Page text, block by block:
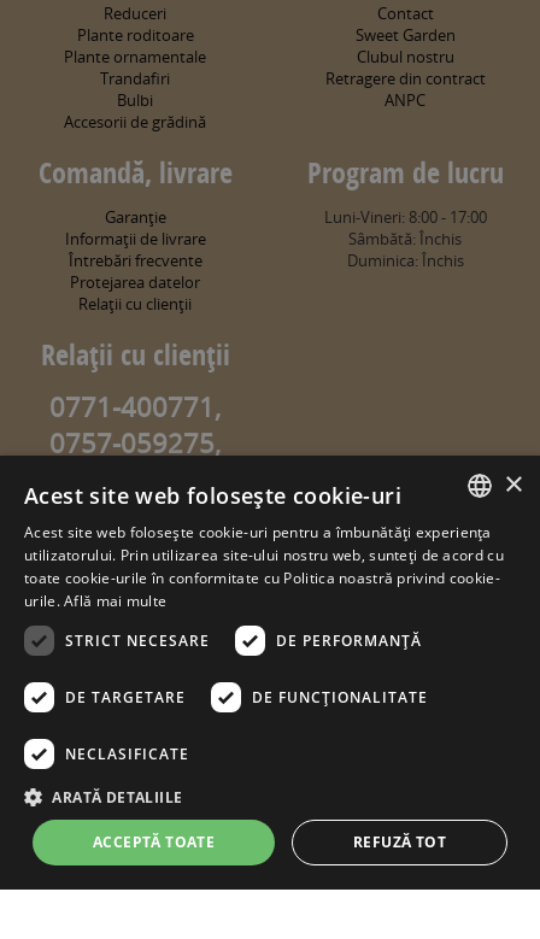
Reduceri
Plante roditoare
Plante ornamentale
Trandafiri
Bulbi
Accesorii de grădină
Contact
Sweet Garden
Clubul nostru
Retragere din contract
ANPC
Comandă, livrare
Garanţie
Informaţii de livrare
Întrebări frecvente
Protejarea datelor
Relaţii cu clienţii
Program de lucru
Luni-Vineri: 8:00 - 17:00
Sâmbătă: Închis
Duminica: Închis
Relaţii cu clienţii
0771-400771,
0757-059275,
0757-059274
info@sweetgarden.ro
© copyright 2026. sweetgarden.ro
Toate drepturile rezervate. Reproducerea integrală sau parţială a
textelor sau a ilustraţiilor din orice pagină a site-ului
www.sweetgarden.ro este posibilă numai cu acordul prealabil
pedepseşte conform legii. Eventualele încălcări ale dreptului de
autor, vă rugăm să ne comunicaţi la adresa de e.mail:
info@sweetgarden.ro
ROMANIAN
HUNGARIAN
×
Acest site web folosește cookie-uri
Acest site web folosește cookie-uri pentru a îmbunătăți experiența
utilizatorului. Prin utilizarea site-ului nostru web, sunteți de acord cu
toate cookie-urile în conformitate cu Politica noastră privind cookie-
urile.Află mai multe
STRICT NECESARE
DE PERFORMANȚĂ
DE TARGETARE DE FUNCŢIONALITATE
NECLASIFICATE
ARATĂ DETALIILE
ACCEPTĂ TOATE REFUZĂ TOT